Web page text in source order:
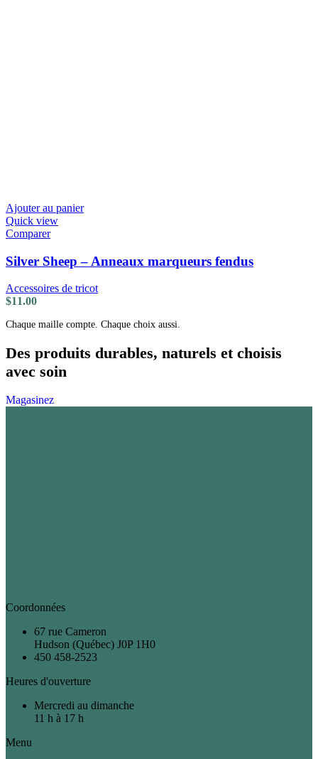
Ajouter au panier
Quick view
Comparer
Silver Sheep – Anneaux marqueurs fendus
Accessoires de tricot
$11.00
Chaque maille compte. Chaque choix aussi.
Des produits durables, naturels et choisis
avec soin
Magasinez
Coordonnées
67 rue Cameron
Hudson (Québec) J0P 1H0
450 458-2523
Heures d'ouverture
Mercredi au dimanche
11 h à 17 h
Menu